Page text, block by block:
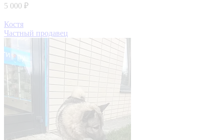
5 000 ₽
Костя
Частный продавец